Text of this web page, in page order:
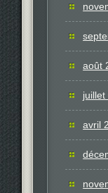
août
juillet
avril